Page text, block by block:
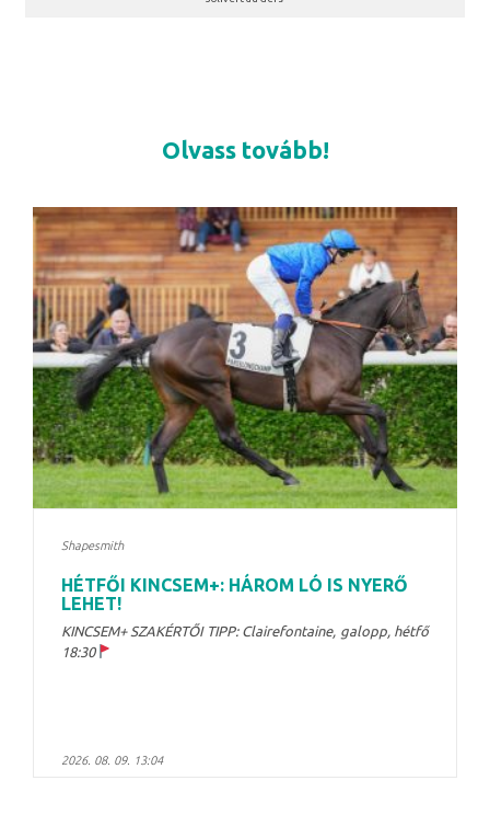
Olvass tovább!
Shapesmith
HÉTFŐI KINCSEM+: HÁROM LÓ IS NYERŐ
LEHET!
KINCSEM+ SZAKÉRTŐI TIPP: Clairefontaine, galopp, hétfő
18:30
2026. 08. 09. 13:04